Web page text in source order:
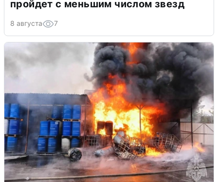
пройдет с меньшим числом звезд
8 августа 7